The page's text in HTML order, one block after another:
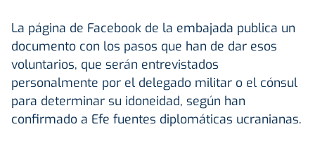
La página de Facebook de la embajada publica un
documento con los pasos que han de dar esos
voluntarios, que serán entrevistados
personalmente por el delegado militar o el cónsul
para determinar su idoneidad, según han
confirmado a Efe fuentes diplomáticas ucranianas.